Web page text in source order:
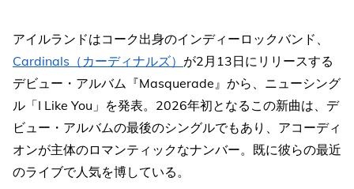
アイルランドはコーク出身のインディーロックバンド、
Cardinals（カーディナルズ） が2月13日にリリースする
デビュー・アルバム『Masquerade』から、ニューシング
ル「I Like You」を発表。2026年初となるこの新曲は、デ
ビュー・アルバムの最後のシングルでもあり、アコーディ
オンが主体のロマンティックなナンバー。既に彼らの最近
のライブで人気を博している。